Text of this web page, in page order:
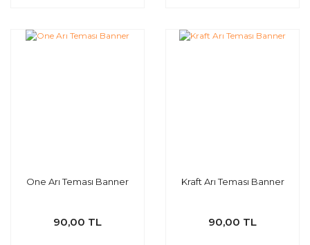
One Arı Teması Banner
90,00 TL
Kraft Arı Teması Banner
90,00 TL